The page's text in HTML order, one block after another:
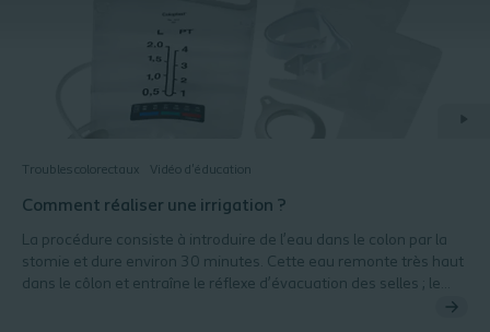
Troubles colorectaux Vidéo d'éducation
Comment réaliser une irrigation ?
La procédure consiste à introduire de l’eau dans le colon par la
stomie et dure environ 30 minutes. Cette eau remonte très haut
dans le côlon et entraîne le réflexe d’évacuation des selles ; le
côlon se vide alors entièrement de son contenu. Le patient peut